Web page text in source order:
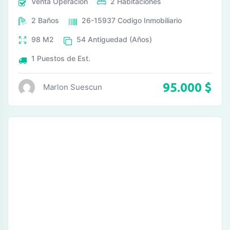
2 Baños 26-15937 Codigo Inmobiliario
98 M2 54 Antiguedad (Años)
1 Puestos de Est.
Marlon Suescun 95.000 $